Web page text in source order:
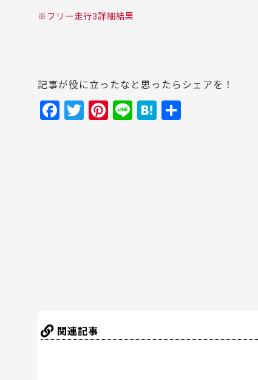
※フリー走行3詳細結果
記事が役に立ったなと思ったらシェアを！
F
T
Pi Li H
関連記事